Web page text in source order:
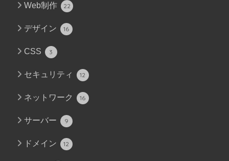
Web制作 22
デザイン 16
CSS 3
セキュリティ 12
ネットワーク 16
サーバー 9
ドメイン 12